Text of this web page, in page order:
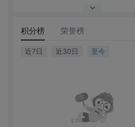
积分榜 荣誉榜
近7日 近30日 至今